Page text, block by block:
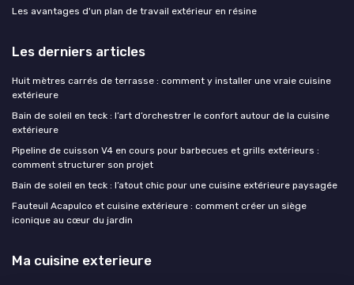
Les avantages d'un plan de travail extérieur en résine
Les derniers articles
Huit mètres carrés de terrasse : comment y installer une vraie cuisine
extérieure
Bain de soleil en teck : l’art d’orchestrer le confort autour de la cuisine
extérieure
Pipeline de cuisson V4 en cours pour barbecues et grills extérieurs :
comment structurer son projet
Bain de soleil en teck : l’atout chic pour une cuisine extérieure paysagée
Fauteuil Acapulco et cuisine extérieure : comment créer un siège
iconique au cœur du jardin
Ma cuisine exterieure